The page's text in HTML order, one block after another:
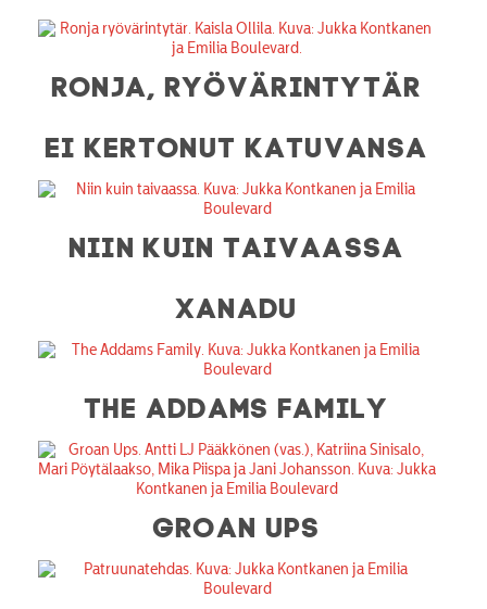
RONJA, RYÖVÄRINTYTÄR
EI KERTONUT KATUVANSA
NIIN KUIN TAIVAASSA
XANADU
THE ADDAMS FAMILY
GROAN UPS